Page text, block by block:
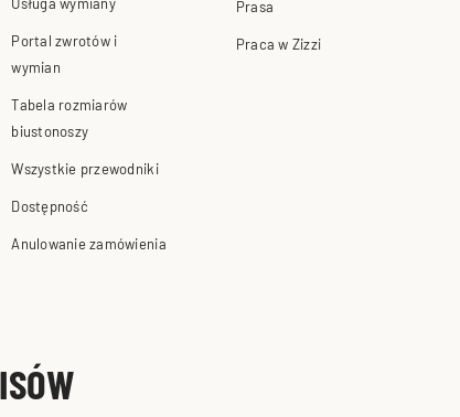
Portal zwrotów i
wymian
Tabela rozmiarów
biustonoszy
Wszystkie przewodniki
Dostępność
Anulowanie zamówienia
Prasa
Praca w Zizzi